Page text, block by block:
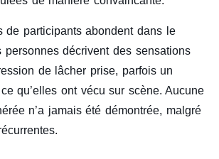
de participants abondent dans le
personnes décrivent des sensations
de lâcher prise, parfois un
qu’elles ont vécu sur scène. Aucune
n’a jamais été démontrée, malgré